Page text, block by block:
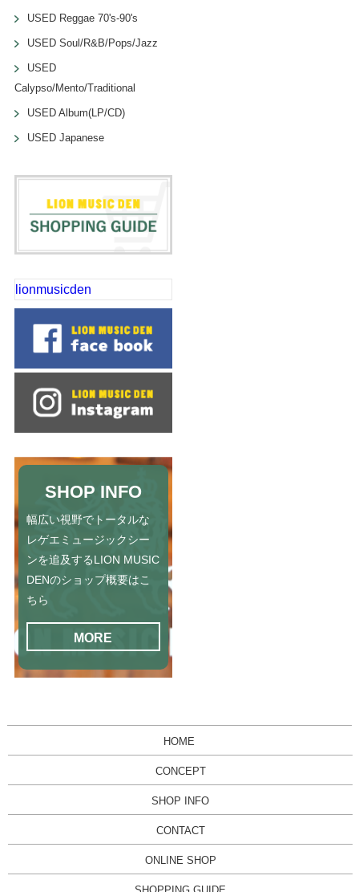
USED Reggae 70's-90's
USED Soul/R&B/Pops/Jazz
USED
Calypso/Mento/Traditional
USED Album(LP/CD)
USED Japanese
lionmusicden
SHOP INFO
幅広い視野でトータルな
レゲエミュージックシー
ンを追及するLION MUSIC
DENのショップ概要はこ
ちら
MORE
HOME
CONCEPT
SHOP INFO
CONTACT
ONLINE SHOP